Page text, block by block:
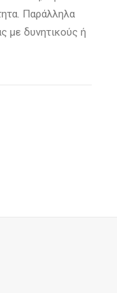
Παράλληλα
με δυνητικούς ή